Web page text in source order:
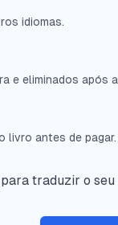
idiomas.
e eliminados após
livro antes de pagar.
traduzir o